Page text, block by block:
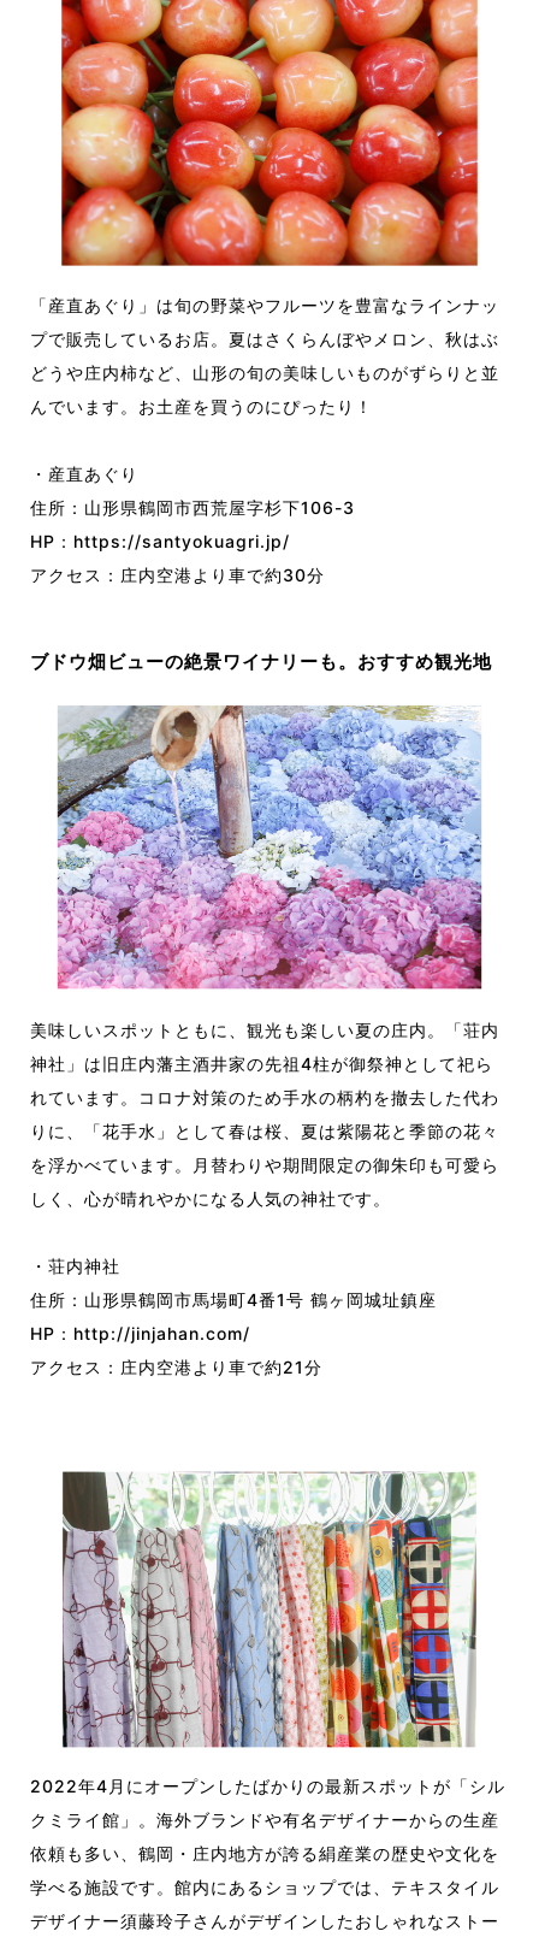
「産直あぐり」は旬の野菜やフルーツを豊富なラインナッ
プで販売しているお店。夏はさくらんぼやメロン、秋はぶ
どうや庄内柿など、山形の旬の美味しいものがずらりと並
んでいます。お土産を買うのにぴったり！
・産直あぐり
住所：山形県鶴岡市西荒屋字杉下106-3
HP： https://santyokuagri.jp/
アクセス：庄内空港より車で約30分
ブドウ畑ビューの絶景ワイナリーも。おすすめ観光地
美味しいスポットともに、観光も楽しい夏の庄内。「荘内
神社」は旧庄内藩主酒井家の先祖4柱が御祭神として祀ら
れています。コロナ対策のため手水の柄杓を撤去した代わ
りに、「花手水」として春は桜、夏は紫陽花と季節の花々
を浮かべています。月替わりや期間限定の御朱印も可愛ら
しく、心が晴れやかになる人気の神社です。
・荘内神社
住所：山形県鶴岡市馬場町4番1号 鶴ヶ岡城址鎮座
HP： http://jinjahan.com/
アクセス：庄内空港より車で約21分
2022年4月にオープンしたばかりの最新スポットが「シル
クミライ館」。海外ブランドや有名デザイナーからの生産
依頼も多い、鶴岡・庄内地方が誇る絹産業の歴史や文化を
学べる施設です。館内にあるショップでは、テキスタイル
デザイナー須藤玲子さんがデザインしたおしゃれなストー